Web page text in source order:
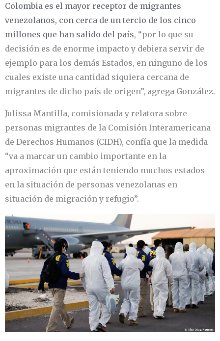
Colombia es el mayor receptor de migrantes
venezolanos, con cerca de un tercio de los cinco
millones que han salido del país, “por lo que su
decisión es de enorme impacto y debiera servir de
ejemplo para los demás Estados, en ninguno de los
cuales existe una cantidad siquiera cercana de
migrantes de dicho país de origen”, agrega González.
Julissa Mantilla, comisionada y relatora sobre
personas migrantes de la Comisión Interamericana
de Derechos Humanos (CIDH), confía que la medida
“va a marcar un cambio importante en la
aproximación que están teniendo muchos estados
en la situación de personas venezolanas en
situación de migración y refugio”.